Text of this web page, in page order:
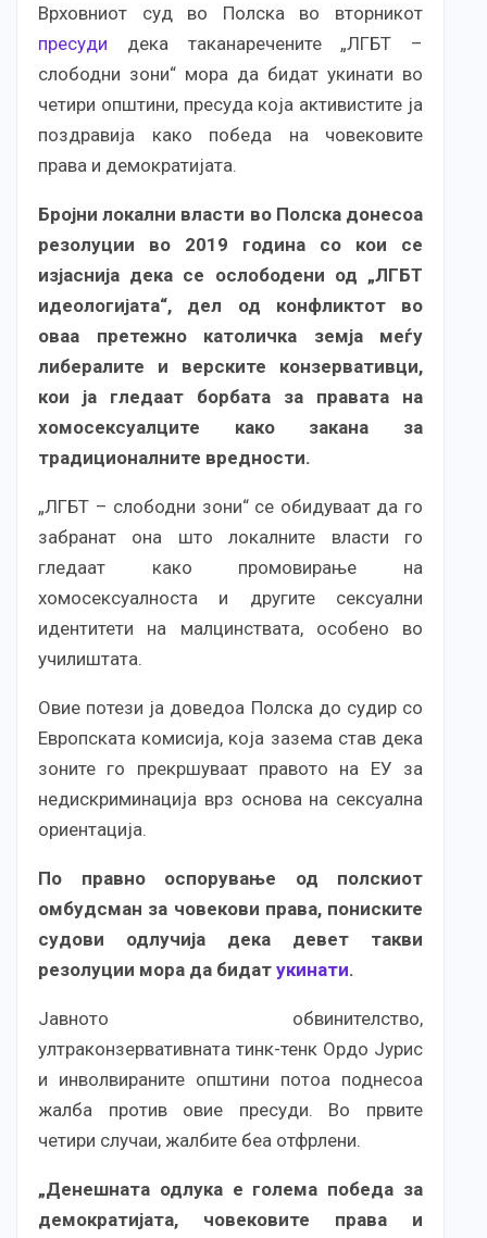
Врховниот суд во Полска во вторникот
пресуди дека таканаречените „ЛГБТ –
слободни зони“ мора да бидат укинати во
четири општини, пресуда која активистите ја
поздравија како победа на човековите
права и демократијата.
Бројни локални власти во Полска донесоа
резолуции во 2019 година со кои се
изјаснија дека се ослободени од „ЛГБТ
идеологијата“, дел од конфликтот во
оваа претежно католичка земја меѓу
либералите и верските конзервативци,
кои ја гледаат борбата за правата на
хомосексуалците како закана за
традиционалните вредности.
„ЛГБТ – слободни зони“ се обидуваат да го
забранат она што локалните власти го
гледаат како промовирање на
хомосексуалноста и другите сексуални
идентитети на малцинствата, особено во
училиштата.
Овие потези ја доведоа Полска до судир со
Европската комисија, која зазема став дека
зоните го прекршуваат правото на ЕУ за
недискриминација врз основа на сексуална
ориентација.
По правно оспорување од полскиот
омбудсман за човекови права, пониските
судови одлучија дека девет такви
резолуции мора да бидат укинати.
Јавното обвинителство,
ултраконзервативната тинк-тенк Ордо Јурис
и инволвираните општини потоа поднесоа
жалба против овие пресуди. Во првите
четири случаи, жалбите беа отфрлени.
„Денешната одлука е голема победа за
демократијата, човековите права и